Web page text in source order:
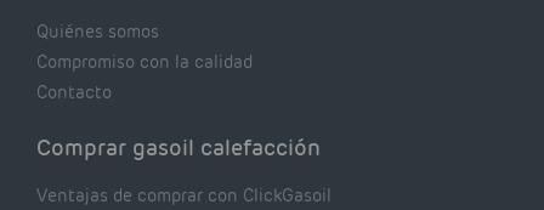
Quiénes somos
Compromiso con la calidad
Contacto
Comprar gasoil calefacción
Ventajas de comprar con ClickGasoil